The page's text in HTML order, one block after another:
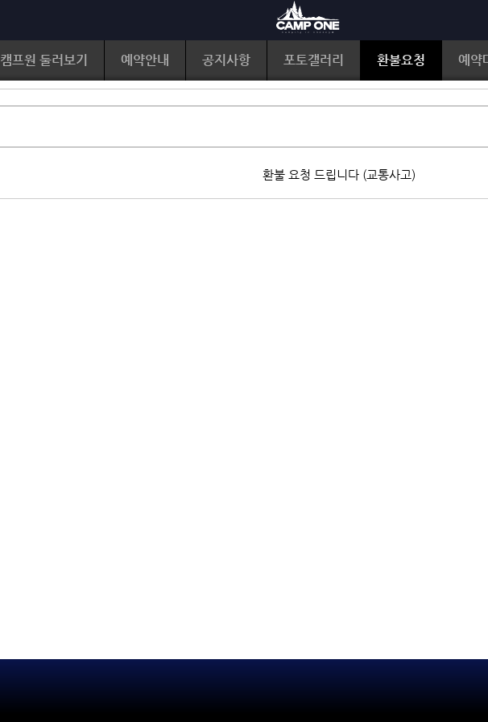
캠프원 둘러보기 예약안내 공지사항 포토갤러리 환불요청 예약
환불 요청 드립니다 (교통사고)